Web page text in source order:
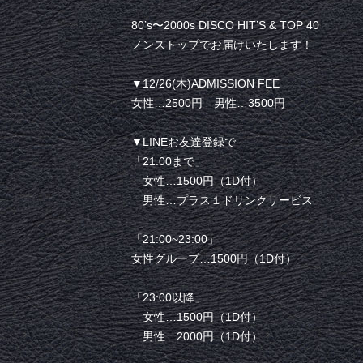
80’s〜2000s DISCO HIT’S & TOP 40
ノンストップでお届けいたします！
▼12/26(木)ADMISSION FEE
女性…2500円 男性…3500円
▼LINEお友達登録で
「21:00まで」
女性…1500円（1D付）
男性…プラス１ドリンクサービス
「21:00~23:00」
女性グループ…1500円（1D付）
「23:00以降」
女性…1500円（1D付）
男性…2000円（1D付）